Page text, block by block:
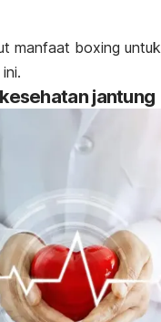
manfaat boxing untuk
kesehatan jantung